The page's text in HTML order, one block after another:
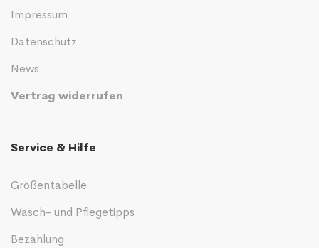
Impressum
Datenschutz
News
Vertrag widerrufen
Service & Hilfe
Größentabelle
Wasch- und Pflegetipps
Bezahlung